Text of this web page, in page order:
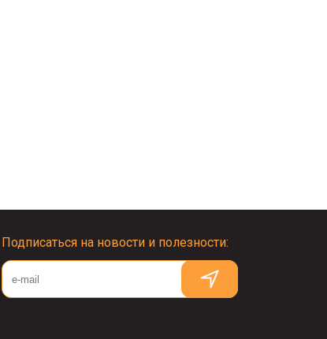
Подписаться на новости и полезности: